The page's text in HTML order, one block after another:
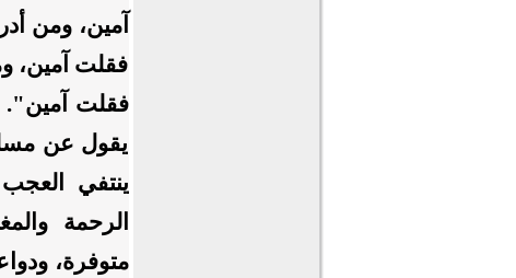
آمين، ومن
فقلت آمين،
فقلت آمين".
يقول عن
ينتفي
الرحمة
متوفرة،